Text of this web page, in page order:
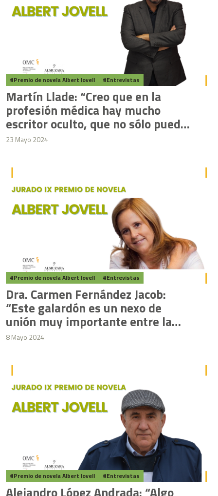
Premio de novela Albert Jovell Entrevistas
Martín Llade: “Creo que en la
profesión médica hay mucho
escritor oculto, que no sólo puede
escribir bien sobre su oficio, sino
23 Mayo 2024
Premio de novela Albert Jovell Entrevistas
Dra. Carmen Fernández Jacob:
“Este galardón es un nexo de
unión muy importante entre la
Medicina y la Literatura”
8 Mayo 2024
Premio de novela Albert Jovell Entrevistas